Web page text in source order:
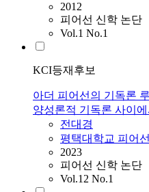
2012
피어선 신학 논단
Vol.1 No.1
KCI등재후보
아더 피어선의 기독론
양성론적 기독론 사이에
전대경
평택대학교 피어
2023
피어선 신학 논단
Vol.12 No.1